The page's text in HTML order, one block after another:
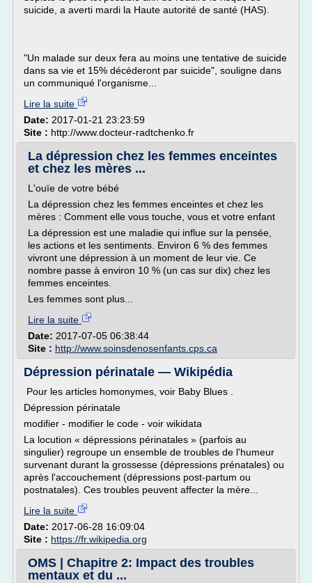
suicide, a averti mardi la Haute autorité de santé (HAS).
"Un malade sur deux fera au moins une tentative de suicide
dans sa vie et 15% décéderont par suicide", souligne dans
un communiqué l'organisme...
Lire la suite
Date: 2017-01-21 23:23:59
Site : http://www.docteur-radtchenko.fr
La dépression chez les femmes enceintes
et chez les mères ...
L'ouïe de votre bébé
La dépression chez les femmes enceintes et chez les
mères : Comment elle vous touche, vous et votre enfant
La dépression est une maladie qui influe sur la pensée,
les actions et les sentiments. Environ 6 % des femmes
vivront une dépression à un moment de leur vie. Ce
nombre passe à environ 10 % (un cas sur dix) chez les
femmes enceintes.
Les femmes sont plus...
Lire la suite
Date: 2017-07-05 06:38:44
Site : http://www.soinsdenosenfants.cps.ca
Dépression périnatale — Wikipédia
Pour les articles homonymes, voir Baby Blues .
Dépression périnatale
modifier - modifier le code - voir wikidata
La locution « dépressions périnatales » (parfois au
singulier) regroupe un ensemble de troubles de l'humeur
survenant durant la grossesse (dépressions prénatales) ou
après l'accouchement (dépressions post-partum ou
postnatales). Ces troubles peuvent affecter la mère...
Lire la suite
Date: 2017-06-28 16:09:04
Site : https://fr.wikipedia.org
OMS | Chapitre 2: Impact des troubles
mentaux et du ...